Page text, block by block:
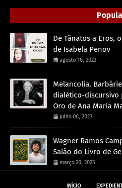
De Tânatos a Eros,
de Isabela Penov
agosto 16, 2023
Melancolia,
dialético-discursivo
Oro de Ana María
julho 06, 2023
Wagner Ramos
Salão do Livro de
março 20, 2025
INÍCIO